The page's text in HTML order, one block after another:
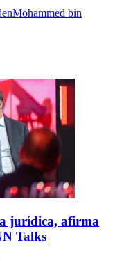
Mohammed bin
jurídica, afirma
Talks